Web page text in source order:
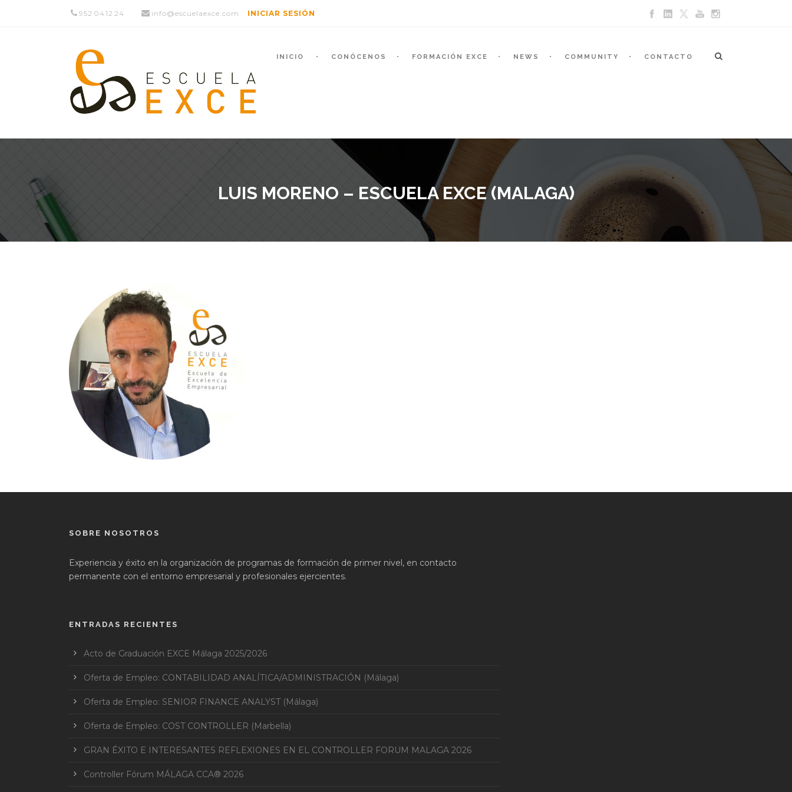
952 04 12 24 info@escuelaexce.com INICIAR SESIÓN
INICIO CONÓCENOS FORMACIÓN EXCE NEWS COMMUNITY CONTACTO
LUIS MORENO – ESCUELA EXCE (MALAGA)
SOBRE NOSOTROS
Experiencia y éxito en la organización de programas de formación de primer nivel, en contacto
permanente con el entorno empresarial y profesionales ejercientes.
ENTRADAS RECIENTES
Acto de Graduación EXCE Málaga 2025/2026
Oferta de Empleo: CONTABILIDAD ANALÍTICA/ADMINISTRACIÓN (Málaga)
Oferta de Empleo: SENIOR FINANCE ANALYST (Málaga)
Oferta de Empleo: COST CONTROLLER (Marbella)
GRAN ÉXITO E INTERESANTES REFLEXIONES EN EL CONTROLLER FORUM MALAGA 2026
Controller Fórum MÁLAGA CCA® 2026